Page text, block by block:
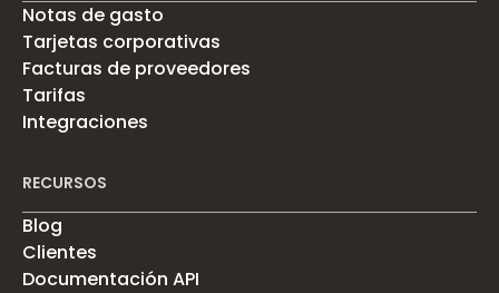
Notas de gasto
Tarjetas corporativas
Facturas de proveedores
Tarifas
Integraciones
RECURSOS
Blog
Clientes
Documentación API